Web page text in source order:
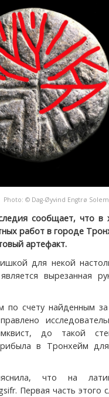
Photo: © Dag-Øyvind Engtrø
сообщает, что в
работ в городе
артефакт.
для некой
вырезанная
по счету найденным
до такой
в Тронхейм
что на
Первая часть этого